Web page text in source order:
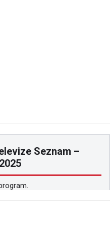
Seznam –